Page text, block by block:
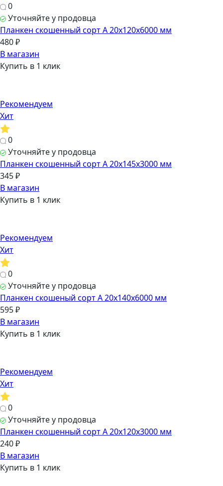
0
Уточняйте у продовца
Планкен скошенный сорт А 20х120х6000 мм
480 ₽
В магазин
Купить в 1 клик
Рекомендуем
Хит
0
Уточняйте у продовца
Планкен скошенный сорт А 20х145х3000 мм
345 ₽
В магазин
Купить в 1 клик
Рекомендуем
Хит
0
Уточняйте у продовца
Планкен скошеный сорт А 20х140х6000 мм
595 ₽
В магазин
Купить в 1 клик
Рекомендуем
Хит
0
Уточняйте у продовца
Планкен скошенный сорт А 20х120х3000 мм
240 ₽
В магазин
Купить в 1 клик